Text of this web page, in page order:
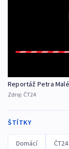
Reportáž Petra
Zdroj: ČT24
ŠTÍTKY
Domácí ČT24